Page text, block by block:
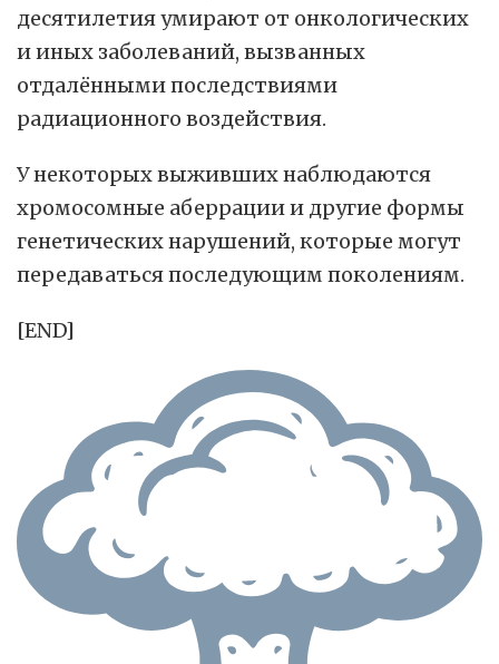
десятилетия умирают от онкологических
и иных заболеваний, вызванных
отдалёнными последствиями
радиационного воздействия.
У некоторых выживших наблюдаются
хромосомные аберрации и другие формы
генетических нарушений, которые могут
передаваться последующим поколениям.
[END]